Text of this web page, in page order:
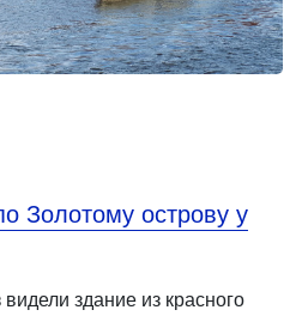
Золотому острову у
здание из красного